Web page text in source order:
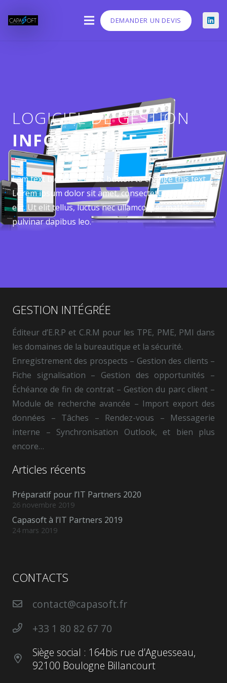
DEMANDER UN DEVIS
LOGICIEL DE GESTION
INFOGÉRANCE
I am text block. Click edit button to change this text.
Lorem ipsum dolor sit amet, consectetur adipiscing
elit. Ut elit tellus, luctus nec ullamcorper mattis,
pulvinar dapibus leo.
GESTION INTÉGRÉE
Éditeur d’E.R.P et C.R.M pour les TPE, PME, PMI dans
les domaines de la bureautique et la sécurité.
Enregistrement des prospects – Gestion des clients –
Fiche signalisation – Gestion des opportunités –
Échéance de fin de contrat – Gestion du parc client –
Module de recherche avancée – Import export des
données – Tâches – Rendez-vous – Messagerie
interne – Synchronisation Outlook, et bien plus
encore…
Articles récents
Préparatif pour l’IT Partners 2020
26 novembre 2019
Capasoft à l’IT Partners 2019
24 mars 2019
CONTACTS
contact@capasoft.fr
+33 1 80 82 67 70
Siège social : 164bis rue d’Aguesseau,
92100 Boulogne Billancourt